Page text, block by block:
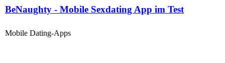
BeNaughty - Mobile Sexdating App im Test
Mobile Dating-Apps